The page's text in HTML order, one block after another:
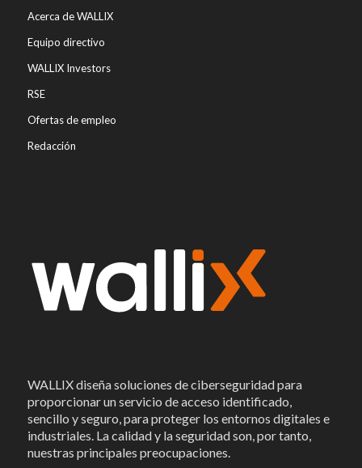
Acerca de WALLIX
Equipo directivo
WALLIX Investors
RSE
Ofertas de empleo
Redacción
WALLIX diseña soluciones de ciberseguridad para
proporcionar un servicio de acceso identificado,
sencillo y seguro, para proteger los entornos digitales e
industriales. La calidad y la seguridad son, por tanto,
nuestras principales preocupaciones.